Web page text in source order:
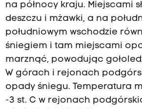
na północy kraju. Miejscami
deszczu i mżawki, a na
południowym wschodzie
śniegiem i tam miejscami
marznąć, powodując
W górach i rejonach
opady śniegu. Temperatura
-3 st. C w rejonach